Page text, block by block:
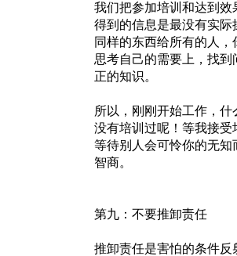
我们把参加培训和达到
得到的信息是最没有实
同样的东西给所有的人
思考自己的需要上，找
正的知识。
所以，刚刚开始工作，
没有培训过呢！等我接
等待别人会可怜你的无
智商。
第九：不要推卸责任
推卸责任是害怕的条件